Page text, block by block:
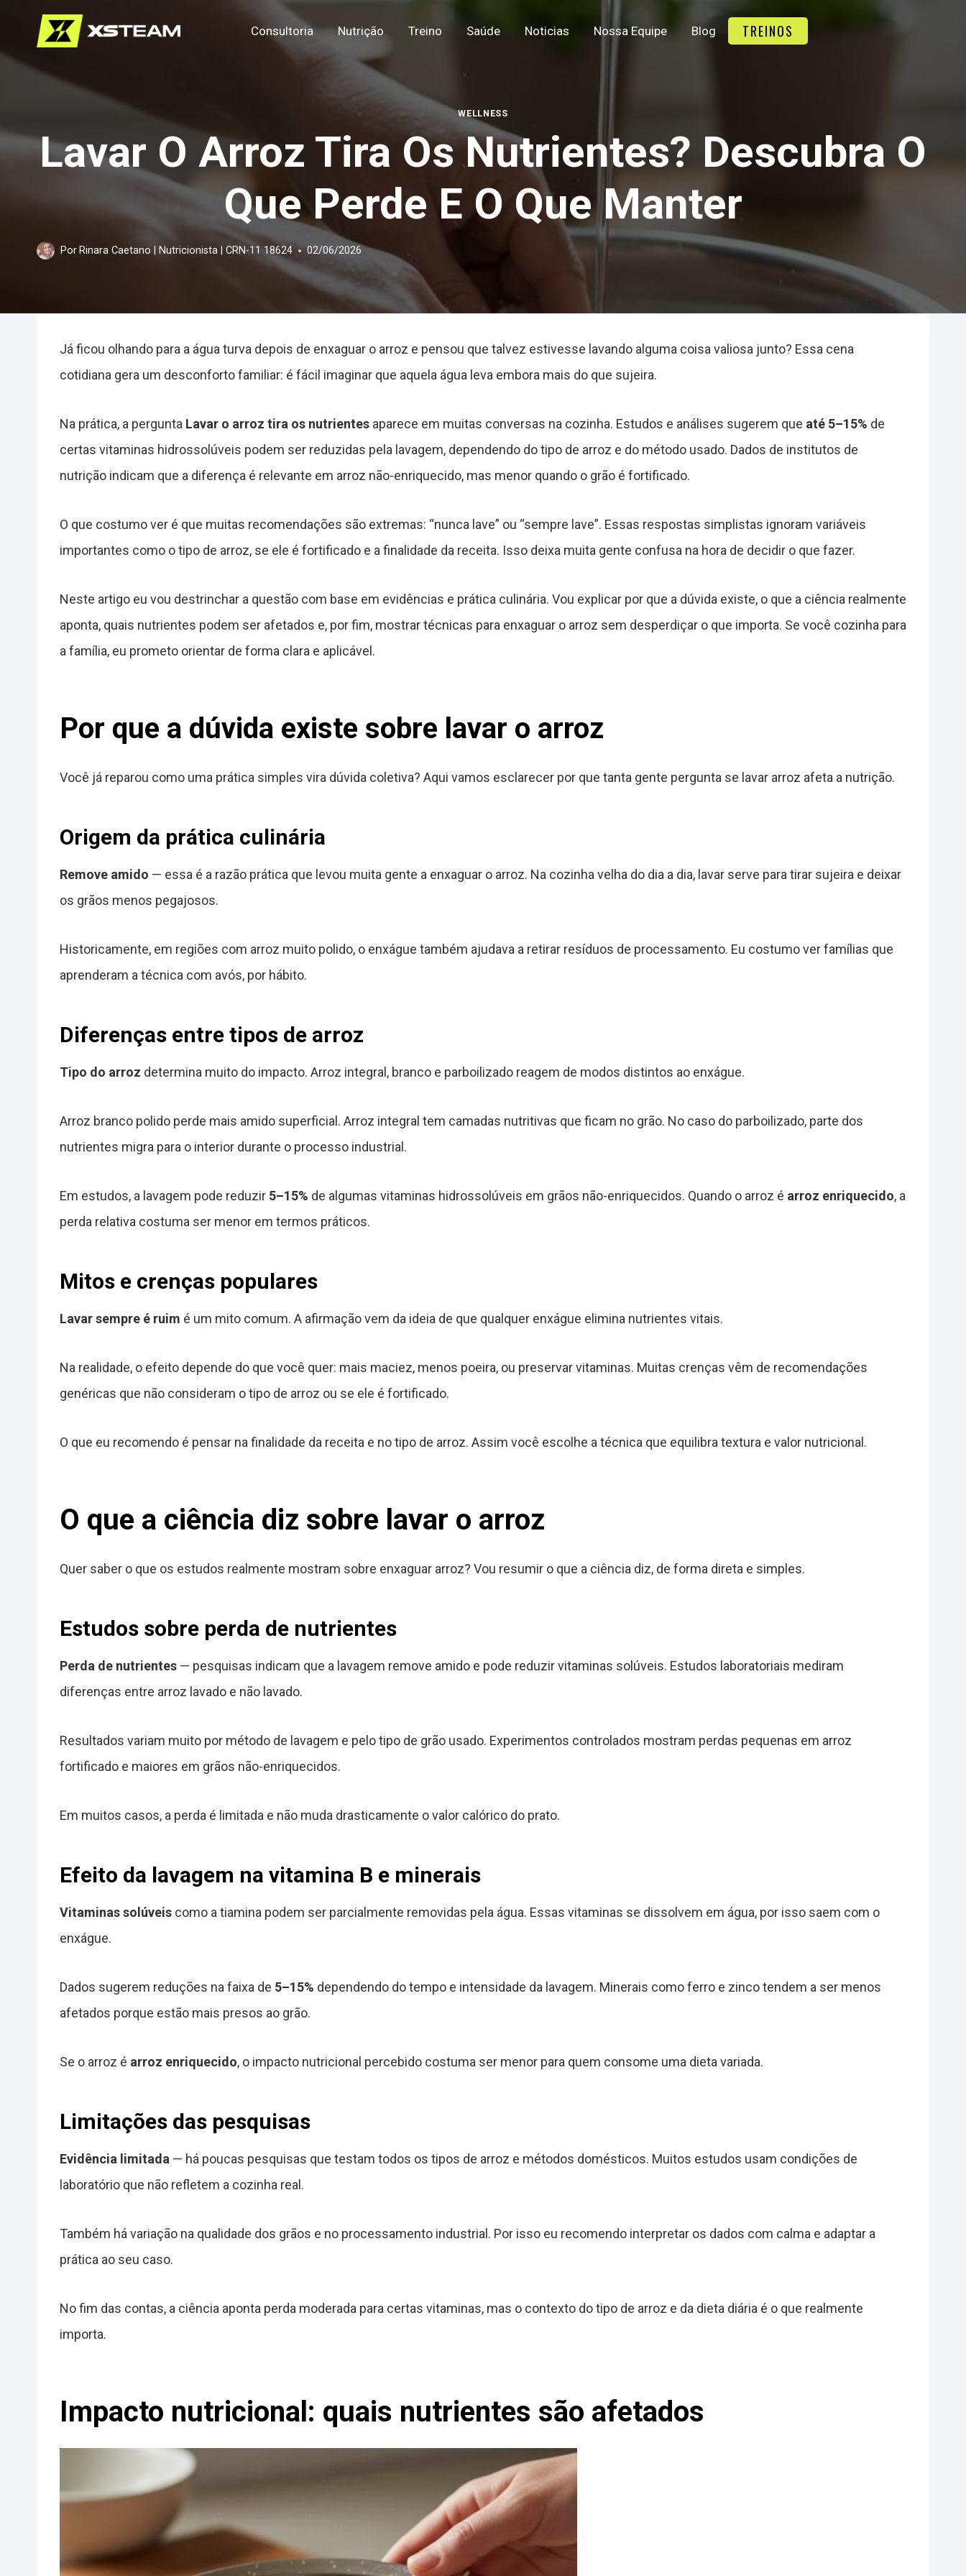
Consultoria Nutrição Treino Saúde Noticias Nossa Equipe Blog TREINOS
WELLNESS
Lavar O Arroz Tira Os Nutrientes? Descubra O
Que Perde E O Que Manter
Por Rinara Caetano | Nutricionista | CRN-11 18624 02/06/2026
Já ficou olhando para a água turva depois de enxaguar o arroz e pensou que talvez estivesse lavando alguma coisa valiosa junto? Essa cena
cotidiana gera um desconforto familiar: é fácil imaginar que aquela água leva embora mais do que sujeira.
Na prática, a pergunta Lavar o arroz tira os nutrientes aparece em muitas conversas na cozinha. Estudos e análises sugerem que até 5–15% de
certas vitaminas hidrossolúveis podem ser reduzidas pela lavagem, dependendo do tipo de arroz e do método usado. Dados de institutos de
nutrição indicam que a diferença é relevante em arroz não-enriquecido, mas menor quando o grão é fortificado.
O que costumo ver é que muitas recomendações são extremas: “nunca lave” ou “sempre lave”. Essas respostas simplistas ignoram variáveis
importantes como o tipo de arroz, se ele é fortificado e a finalidade da receita. Isso deixa muita gente confusa na hora de decidir o que fazer.
Neste artigo eu vou destrinchar a questão com base em evidências e prática culinária. Vou explicar por que a dúvida existe, o que a ciência realmente
aponta, quais nutrientes podem ser afetados e, por fim, mostrar técnicas para enxaguar o arroz sem desperdiçar o que importa. Se você cozinha para
a família, eu prometo orientar de forma clara e aplicável.
Por que a dúvida existe sobre lavar o arroz
Você já reparou como uma prática simples vira dúvida coletiva? Aqui vamos esclarecer por que tanta gente pergunta se lavar arroz afeta a nutrição.
Origem da prática culinária
Remove amido — essa é a razão prática que levou muita gente a enxaguar o arroz. Na cozinha velha do dia a dia, lavar serve para tirar sujeira e deixar
os grãos menos pegajosos.
Historicamente, em regiões com arroz muito polido, o enxágue também ajudava a retirar resíduos de processamento. Eu costumo ver famílias que
aprenderam a técnica com avós, por hábito.
Diferenças entre tipos de arroz
Tipo do arroz determina muito do impacto. Arroz integral, branco e parboilizado reagem de modos distintos ao enxágue.
Arroz branco polido perde mais amido superficial. Arroz integral tem camadas nutritivas que ficam no grão. No caso do parboilizado, parte dos
nutrientes migra para o interior durante o processo industrial.
Em estudos, a lavagem pode reduzir 5–15% de algumas vitaminas hidrossolúveis em grãos não-enriquecidos. Quando o arroz é arroz enriquecido, a
perda relativa costuma ser menor em termos práticos.
Mitos e crenças populares
Lavar sempre é ruim é um mito comum. A afirmação vem da ideia de que qualquer enxágue elimina nutrientes vitais.
Na realidade, o efeito depende do que você quer: mais maciez, menos poeira, ou preservar vitaminas. Muitas crenças vêm de recomendações
genéricas que não consideram o tipo de arroz ou se ele é fortificado.
O que eu recomendo é pensar na finalidade da receita e no tipo de arroz. Assim você escolhe a técnica que equilibra textura e valor nutricional.
O que a ciência diz sobre lavar o arroz
Quer saber o que os estudos realmente mostram sobre enxaguar arroz? Vou resumir o que a ciência diz, de forma direta e simples.
Estudos sobre perda de nutrientes
Perda de nutrientes — pesquisas indicam que a lavagem remove amido e pode reduzir vitaminas solúveis. Estudos laboratoriais mediram
diferenças entre arroz lavado e não lavado.
Resultados variam muito por método de lavagem e pelo tipo de grão usado. Experimentos controlados mostram perdas pequenas em arroz
fortificado e maiores em grãos não-enriquecidos.
Em muitos casos, a perda é limitada e não muda drasticamente o valor calórico do prato.
Efeito da lavagem na vitamina B e minerais
Vitaminas solúveis como a tiamina podem ser parcialmente removidas pela água. Essas vitaminas se dissolvem em água, por isso saem com o
enxágue.
Dados sugerem reduções na faixa de 5–15% dependendo do tempo e intensidade da lavagem. Minerais como ferro e zinco tendem a ser menos
afetados porque estão mais presos ao grão.
Se o arroz é arroz enriquecido, o impacto nutricional percebido costuma ser menor para quem consome uma dieta variada.
Limitações das pesquisas
Evidência limitada — há poucas pesquisas que testam todos os tipos de arroz e métodos domésticos. Muitos estudos usam condições de
laboratório que não refletem a cozinha real.
Também há variação na qualidade dos grãos e no processamento industrial. Por isso eu recomendo interpretar os dados com calma e adaptar a
prática ao seu caso.
No fim das contas, a ciência aponta perda moderada para certas vitaminas, mas o contexto do tipo de arroz e da dieta diária é o que realmente
importa.
Impacto nutricional: quais nutrientes são afetados